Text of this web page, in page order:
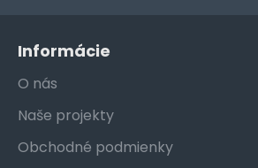
Informácie
O nás
Naše projekty
Obchodné podmienky